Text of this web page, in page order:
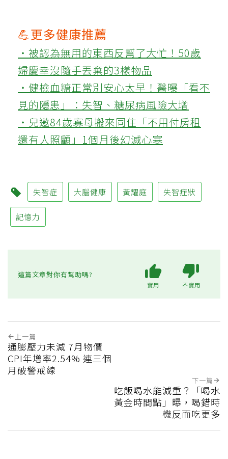
💪更多健康推薦
‧被認為無用的東西反幫了大忙！50歲
婦慶幸沒隨手丟棄的3樣物品
‧健檢血糖正常別安心太早！醫曝「看不
見的隱患」：失智、糖尿病風險大增
‧兒邀84歲寡母搬來同住「不用付房租
還有人照顧」1個月後幻滅心寒
失智症 大腦健康 黃耀庭 失智症狀
記憶力
這篇文章對你有幫助嗎?
實用 不實用
上一篇
通膨壓力未減 7月物價
CPI年增率2.54% 連三個
月破警戒線
下一篇
吃飯喝水能減重？「喝水
黃金時間點」曝，喝錯時
機反而吃更多